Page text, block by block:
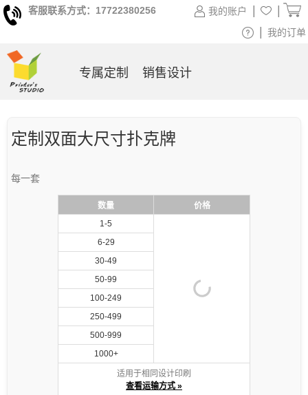
定制双面大尺寸扑克牌
每一套
数量
价格
1-5
6-29
30-49
50-99
100-249
250-499
500-999
1000+
适用于相同设计印刷
查看运输方式 »
客服联系方式：17722380256 我的账户
我的订单
专属定制 销售设计